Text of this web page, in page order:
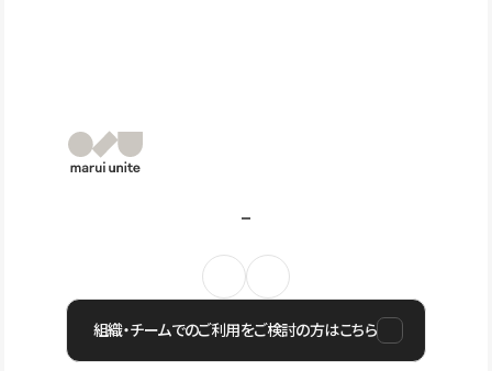
組織・チームでのご利用をご検討の方はこちら